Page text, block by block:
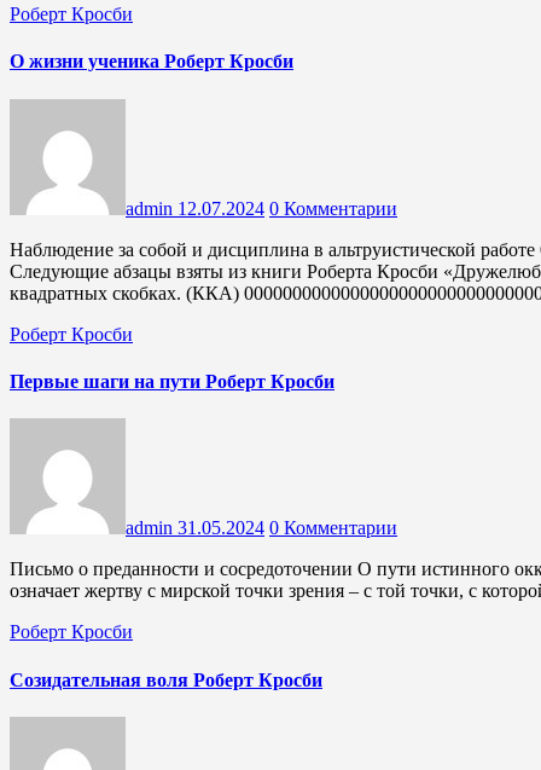
Роберт Кросби
О жизни ученика Роберт Кросби
admin 12.07.2024 0 Комментарии
Наблюдение за собой и дисциплина в альтруистической работе 0000000000000000000000000000000000000000000000
Следующие абзацы взяты из книги Роберта Кросби
квадратных скобках. (ККA)
Роберт Кросби
Первые шаги на пути Роберт Кросби
admin 31.05.2024 0 Комментарии
Письмо о преданности и сосредоточении О пути истинного оккультизма сказано: «Первый шаг – это жертва». Это
означает жертву с мирской точки зрения – с той точки, с
Роберт Кросби
Созидательная воля Роберт Кросби